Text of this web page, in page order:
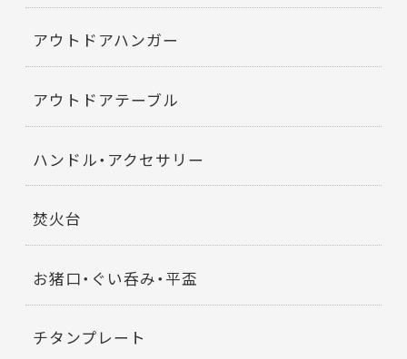
アウトドアハンガー
アウトドアテーブル
ハンドル・アクセサリー
焚火台
お猪口・ぐい呑み・平盃
チタンプレート